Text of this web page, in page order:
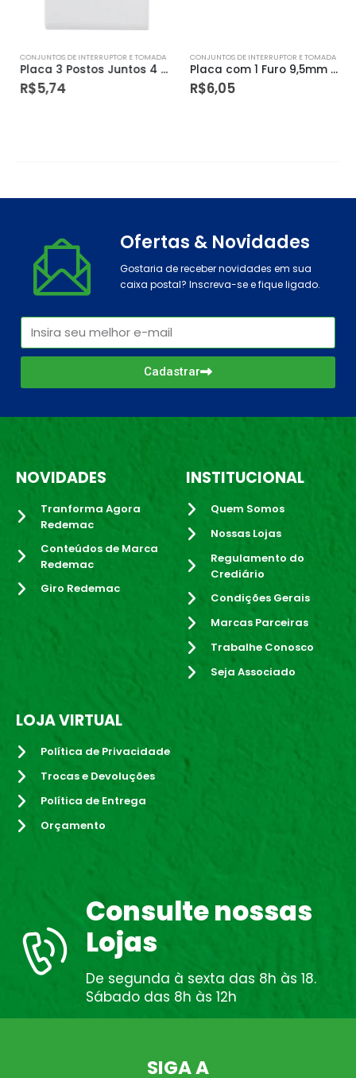
CONJUNTOS DE INTERRUPTOR E TOMADA
Placa 3 Postos Juntos 4 X 2 Tramontina Liz Branca – Tramontina
R$5,74
CONJUNTOS DE INTERRUPTOR E TOMADA
Placa com 1 Furo 9,5mm 4 X 2 Tramontina Liz Branca – Tramontina
R$6,05
Ofertas & Novidades
Gostaria de receber novidades em sua
caixa postal? Inscreva-se e fique ligado.
Cadastrar
NOVIDADES
Tranforma Agora
Redemac
Conteúdos de Marca
Redemac
Giro Redemac
INSTITUCIONAL
Quem Somos
Nossas Lojas
Regulamento do
Crediário
Condições Gerais
Marcas Parceiras
Trabalhe Conosco
Seja Associado
LOJA VIRTUAL
Política de Privacidade
Trocas e Devoluções
Política de Entrega
Orçamento
Consulte nossas
Lojas
De segunda à sexta das 8h às 18.
Sábado das 8h às 12h
SIGA A